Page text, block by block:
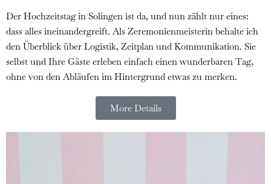
Der Hochzeitstag in Solingen ist da, und nun zählt nur eines:
dass alles ineinandergreift. Als Zeremonienmeisterin behalte ich
den Überblick über Logistik, Zeitplan und Kommunikation. Sie
selbst und Ihre Gäste erleben einfach einen wunderbaren Tag,
ohne von den Abläufen im Hintergrund etwas zu merken.
More Details